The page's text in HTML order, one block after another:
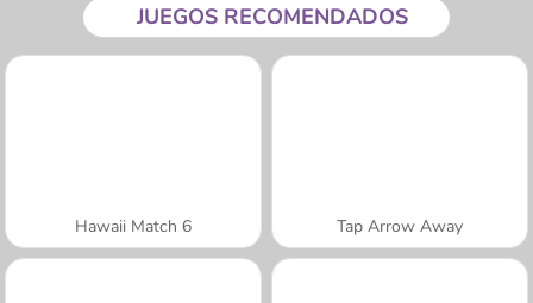
JUEGOS RECOMENDADOS
Hawaii Match 6 Tap Arrow Away